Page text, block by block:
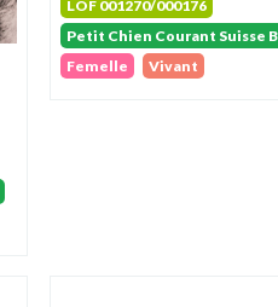
LOF 001270/000176
Petit Chien Courant Suisse
Femelle
Vivant